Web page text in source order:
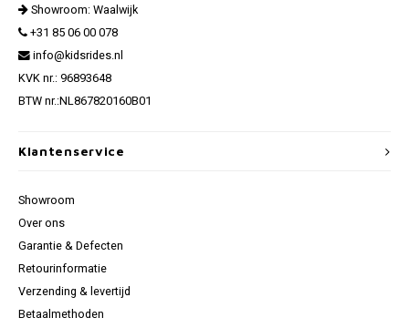
Showroom: Waalwijk
+31 85 06 00 078
info@kidsrides.nl
KVK nr.: 96893648
BTW nr.:NL867820160B01
Klantenservice
Showroom
Over ons
Garantie & Defecten
Retourinformatie
Verzending & levertijd
Betaalmethoden